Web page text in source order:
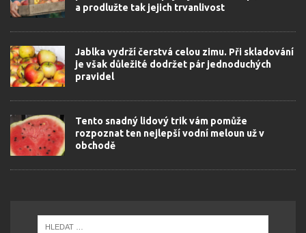
a prodlužte tak jejich trvanlivost
Jablka vydrží čerstvá celou zimu. Při skladování
je však důležité dodržet pár jednoduchých
pravidel
Tento snadný lidový trik vám pomůže
rozpoznat ten nejlepší vodní meloun už v
obchodě